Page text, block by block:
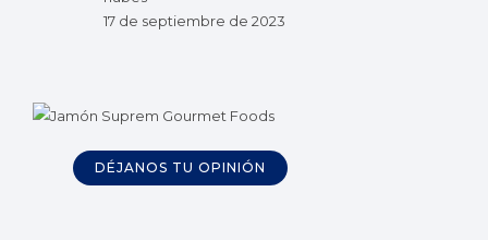
17 de septiembre de 2023
DÉJANOS TU OPINIÓN